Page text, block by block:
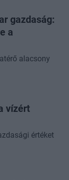
gazdaság:
a
alacsony
vízért
értéket